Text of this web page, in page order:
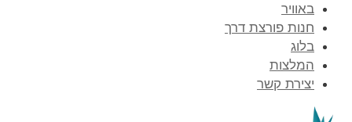
באוויר
חנות פורצת דרך
בלוג
המלצות
יצירת קשר